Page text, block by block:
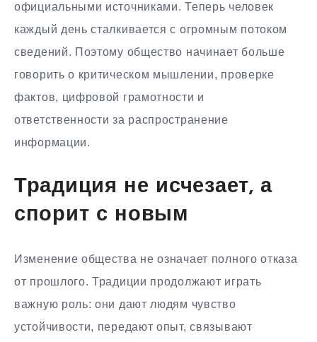
официальными источниками. Теперь человек
каждый день сталкивается с огромным потоком
сведений. Поэтому общество начинает больше
говорить о критическом мышлении, проверке
фактов, цифровой грамотности и
ответственности за распространение
информации.
Традиция не исчезает, а
спорит с новым
Изменение общества не означает полного отказа
от прошлого. Традиции продолжают играть
важную роль: они дают людям чувство
устойчивости, передают опыт, связывают